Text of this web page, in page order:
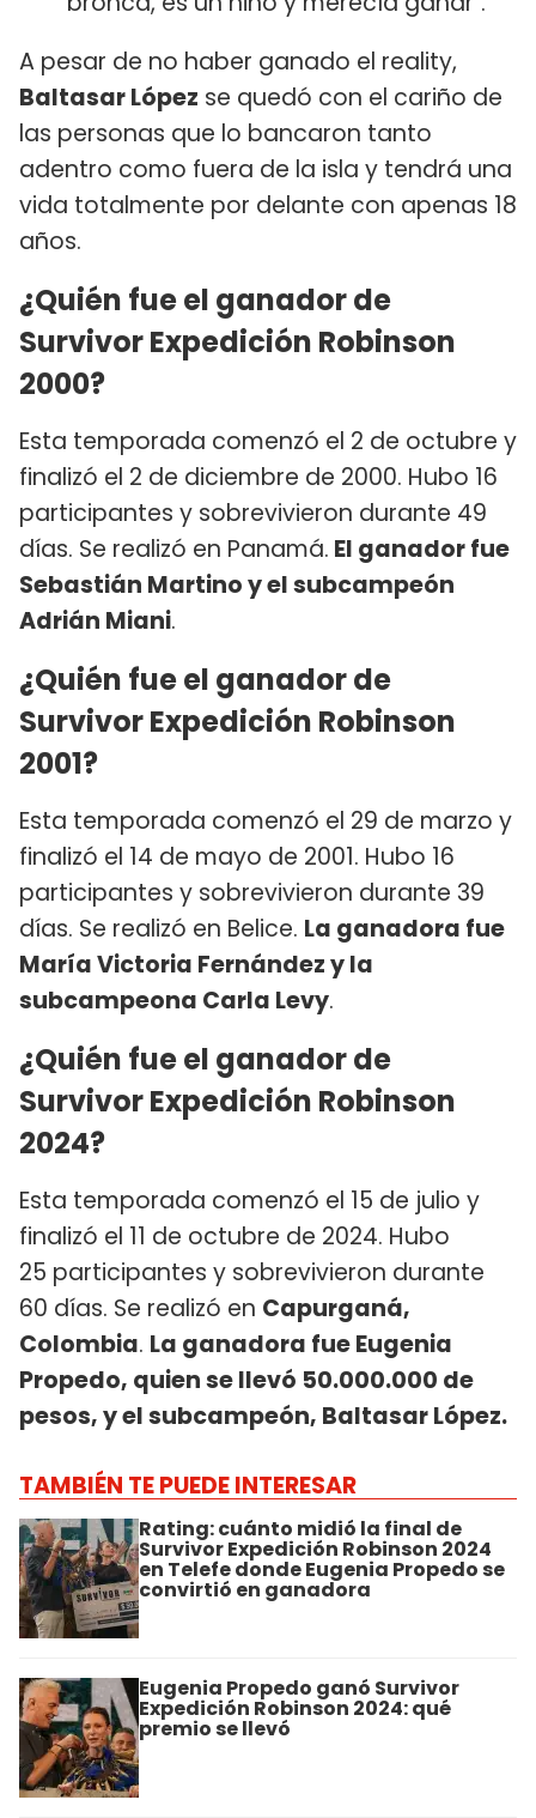
A pesar de no haber ganado el reality,
Baltasar López se quedó con el cariño de
las personas que lo bancaron tanto
adentro como fuera de la isla y tendrá una
vida totalmente por delante con apenas 18
años.
¿Quién fue el ganador de
Survivor Expedición Robinson
2000?
Esta temporada comenzó el 2 de octubre y
finalizó el 2 de diciembre de 2000. Hubo 16
participantes y sobrevivieron durante 49
días. Se realizó en Panamá. El ganador fue
Sebastián Martino y el subcampeón
Adrián Miani.
¿Quién fue el ganador de
Survivor Expedición Robinson
2001?
Esta temporada comenzó el 29 de marzo y
finalizó el 14 de mayo de 2001. Hubo 16
participantes y sobrevivieron durante 39
días. Se realizó en Belice. La ganadora fue
María Victoria Fernández y la
subcampeona Carla Levy.
¿Quién fue el ganador de
Survivor Expedición Robinson
2024?
Esta temporada comenzó el 15 de julio y
finalizó el 11 de octubre de 2024. Hubo
25 participantes y sobrevivieron durante
60 días. Se realizó en Capurganá,
Colombia. La ganadora fue Eugenia
Propedo, quien se llevó 50.000.000 de
pesos, y el subcampeón, Baltasar López.
TAMBIÉN TE PUEDE INTERESAR
Rating: cuánto midió la final de
Survivor Expedición Robinson 2024
en Telefe donde Eugenia Propedo se
convirtió en ganadora
Eugenia Propedo ganó Survivor
Expedición Robinson 2024: qué
premio se llevó